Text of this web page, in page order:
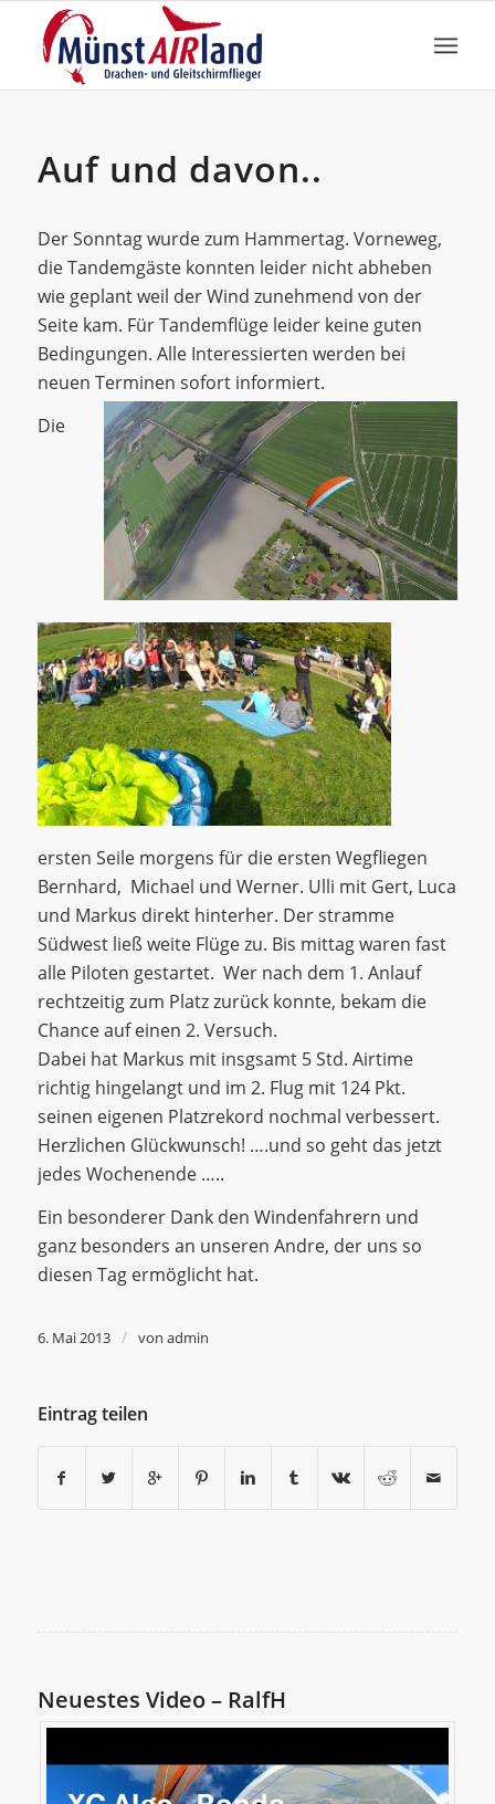
Auf und davon..
Der Sonntag wurde zum Hammertag. Vorneweg,
die Tandemgäste konnten leider nicht abheben
wie geplant weil der Wind zunehmend von der
Seite kam. Für Tandemflüge leider keine guten
Bedingungen. Alle Interessierten werden bei
neuen Terminen sofort informiert.
Die
ersten Seile morgens für die ersten Wegfliegen
Bernhard, Michael und Werner. Ulli mit Gert, Luca
und Markus direkt hinterher. Der stramme
Südwest ließ weite Flüge zu. Bis mittag waren fast
alle Piloten gestartet. Wer nach dem 1. Anlauf
rechtzeitig zum Platz zurück konnte, bekam die
Chance auf einen 2. Versuch.
Dabei hat Markus mit insgsamt 5 Std. Airtime
richtig hingelangt und im 2. Flug mit 124 Pkt.
seinen eigenen Platzrekord nochmal verbessert.
Herzlichen Glückwunsch! ….und so geht das jetzt
jedes Wochenende …..
Ein besonderer Dank den Windenfahrern und
ganz besonders an unseren Andre, der uns so
diesen Tag ermöglicht hat.
6. Mai 2013 / von admin
Eintrag teilen
Neuestes Video – RalfH